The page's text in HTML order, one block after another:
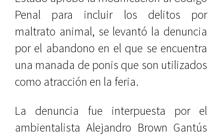
Penal para incluir los delitos por
maltrato animal, se levantó la denuncia
por el abandono en el que se encuentra
una manada de ponis que son utilizados
como atracción en la feria.
La denuncia fue interpuesta por el
ambientalista Alejandro Brown Gantús